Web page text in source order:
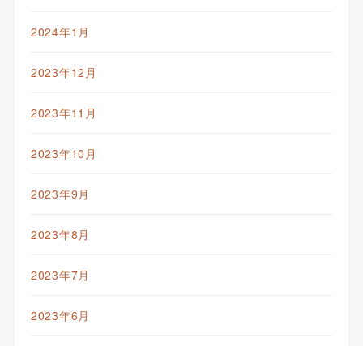
2024年1月
2023年12月
2023年11月
2023年10月
2023年9月
2023年8月
2023年7月
2023年6月